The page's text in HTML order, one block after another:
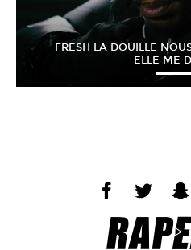
FRESH LA DOUILLE
ELLE ME